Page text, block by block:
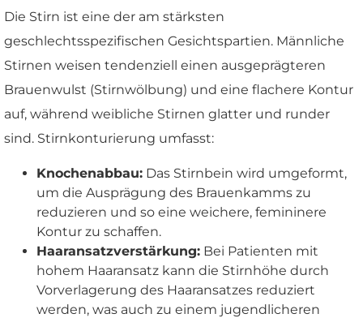
Die Stirn ist eine der am stärksten
geschlechtsspezifischen Gesichtspartien. Männliche
Stirnen weisen tendenziell einen ausgeprägteren
Brauenwulst (Stirnwölbung) und eine flachere Kontur
auf, während weibliche Stirnen glatter und runder
sind. Stirnkonturierung umfasst:
Knochenabbau: Das Stirnbein wird umgeformt,
um die Ausprägung des Brauenkamms zu
reduzieren und so eine weichere, femininere
Kontur zu schaffen.
Haaransatzverstärkung: Bei Patienten mit
hohem Haaransatz kann die Stirnhöhe durch
Vorverlagerung des Haaransatzes reduziert
werden, was auch zu einem jugendlicheren